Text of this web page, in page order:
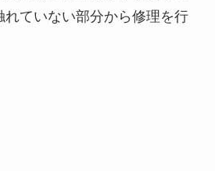
れていない部分から修理を行